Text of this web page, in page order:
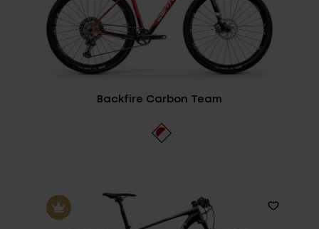
Backfire Carbon Team